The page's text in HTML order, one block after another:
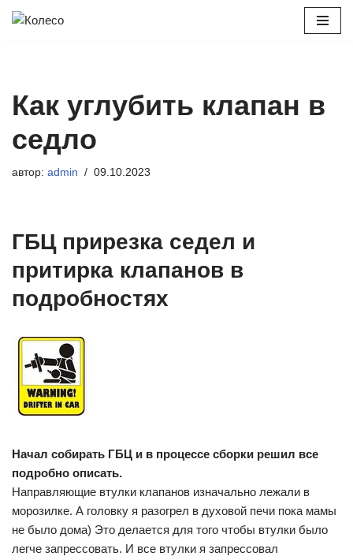
Как углубить клапан в
седло
автор: admin 09.10.2023
ГБЦ прирезка седел и
притирка клапанов в
подробностях
Начал собирать ГБЦ и в процессе сборки решил все
подробно описать.
Направляющие втулки клапанов изначально лежали в
морозилке. А головку я разогрел в духовой печи пока мамы
не было дома) Это делается для того чтобы втулки было
легче запрессовать. И все втулки я запрессовал